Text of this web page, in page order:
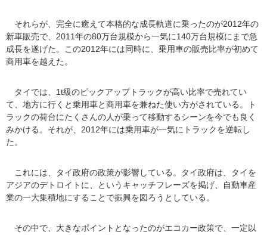
それらが、完全に癒えて本格的な成長軌道に乗ったのが2012年の
新車販売で、2011年の80万台規模から一気に140万台規模にまで急
成長を遂げた。この2012年には同時に、乗用車の販売比率が初めて
商用車を越えた。
タイでは、1t級のピックアップトラックが高い比率で売れてい
て、地方に行くと乗用車と商用車を兼ねた使い方がされている。ト
ラックの荷台にたくさんの人が乗って移動するシーンを今でも良く
みかける。それが、2012年には乗用車が一気にトラックを逆転し
た。
これには、タイ政府の政策が影響している。タイ政府は、タイを
アジアのデトロイトに、というキャッチフレーズを掲げ、自動車産
業の一大集積地にすることで振興を図ろうとしている。
その中で、大きなポイントとなったのがエコカー政策で、一定以